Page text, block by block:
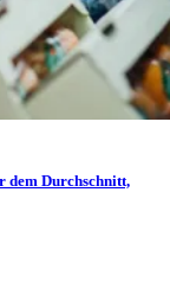
dem Durchschnitt,